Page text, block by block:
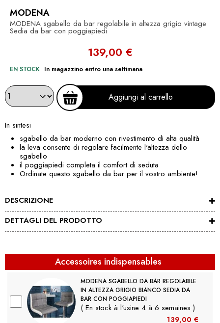
MODENA
MODENA sgabello da bar regolabile in altezza grigio vintage
Sedia da bar con poggiapiedi
139,00 €
EN STOCK In magazzino entro una settimana
Aggiungi al carrello
In sintesi
sgabello da bar moderno con rivestimento di alta qualità
la leva consente di regolare facilmente l'altezza dello
sgabello
il poggiapiedi completa il comfort di seduta
Ordinate questo sgabello da bar per il vostro ambiente!
DESCRIZIONE
DETTAGLI DEL PRODOTTO
Accessoires indispensables
MODENA SGABELLO DA BAR REGOLABILE
IN ALTEZZA GRIGIO BIANCO SEDIA DA
BAR CON POGGIAPIEDI
( En stock à l'usine 4 à 6 semaines )
139,00 €